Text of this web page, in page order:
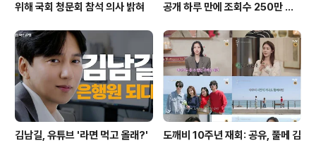
위해 국회 청문회 참석 의사 밝혀
공개 하루 만에 조회수 250만 돌
김남길, 유튜브 '라면 먹고 올래?'
도깨비 10주년 재회: 공유, 풀메 김